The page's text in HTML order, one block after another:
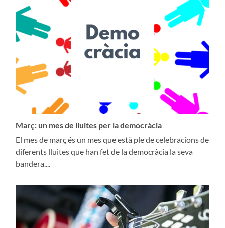
Març: un mes de lluites per la democràcia
El mes de març és un mes que està ple de celebracions de
diferents lluites que han fet de la democràcia la seva
bandera....